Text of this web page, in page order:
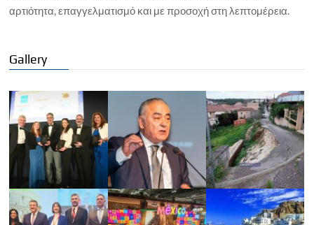
αρτιότητα, επαγγελματισμό και με προσοχή στη λεπτομέρεια.
Gallery